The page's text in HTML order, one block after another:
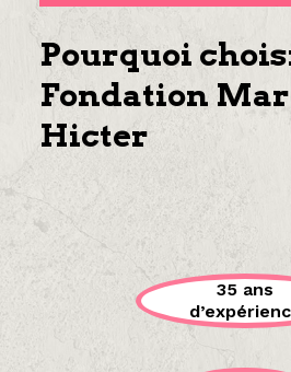
Pourquoi
Fondation
Hicter
35 ans